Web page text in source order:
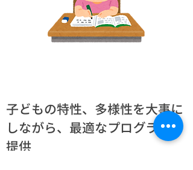
子どもの特性、多様性を大事に
しながら、最適なプログラムを
提供